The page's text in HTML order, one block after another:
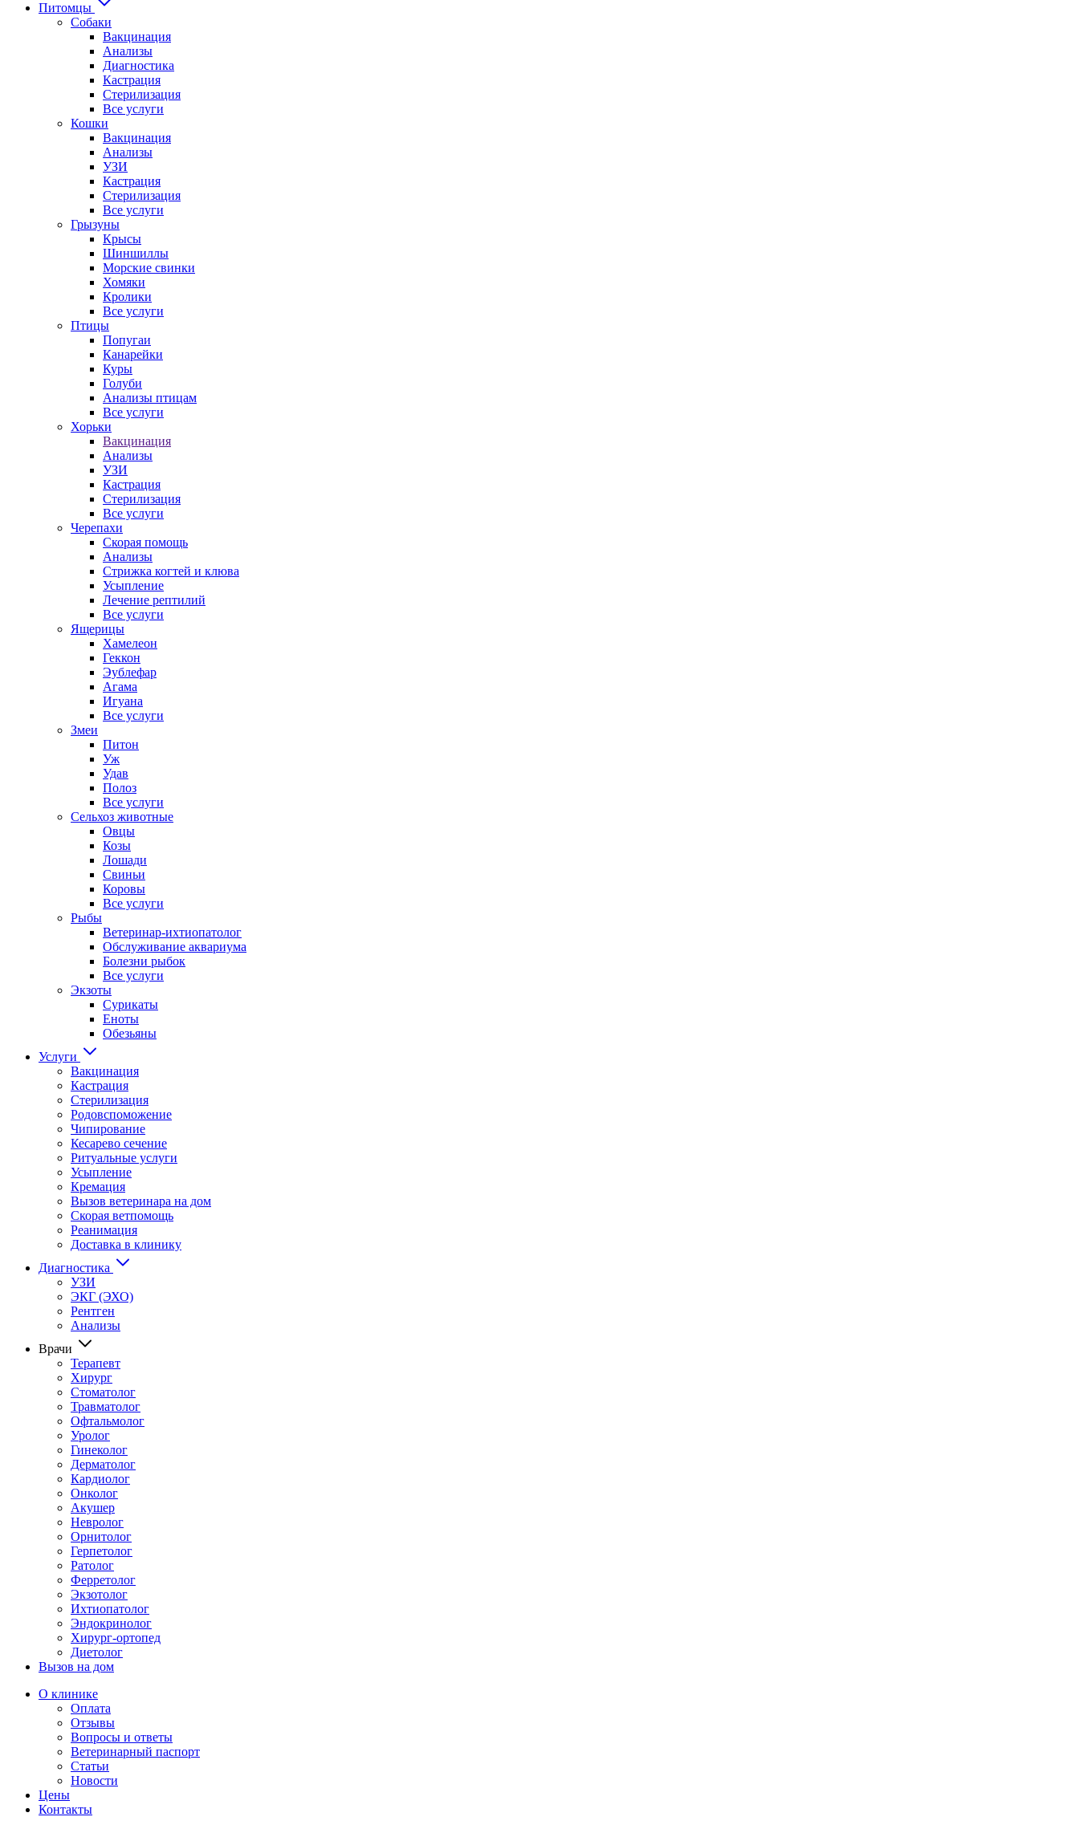
Питомцы
Собаки
Вакцинация
Анализы
Диагностика
Кастрация
Стерилизация
Все услуги
Кошки
Вакцинация
Анализы
УЗИ
Кастрация
Стерилизация
Все услуги
Грызуны
Крысы
Шиншиллы
Морские свинки
Хомяки
Кролики
Все услуги
Птицы
Попугаи
Канарейки
Куры
Голуби
Анализы птицам
Все услуги
Хорьки
Вакцинация
Анализы
УЗИ
Кастрация
Стерилизация
Все услуги
Черепахи
Скорая помощь
Анализы
Стрижка когтей и клюва
Усыпление
Лечение рептилий
Все услуги
Ящерицы
Хамелеон
Геккон
Эублефар
Агама
Игуана
Все услуги
Змеи
Питон
Уж
Удав
Полоз
Все услуги
Сельхоз животные
Овцы
Козы
Лошади
Свиньи
Коровы
Все услуги
Рыбы
Ветеринар-ихтиопатолог
Обслуживание аквариума
Болезни рыбок
Все услуги
Экзоты
Сурикаты
Еноты
Обезьяны
Услуги
Вакцинация
Кастрация
Стерилизация
Родовспоможение
Чипирование
Кесарево сечение
Ритуальные услуги
Усыпление
Кремация
Вызов ветеринара на дом
Скорая ветпомощь
Реанимация
Доставка в клинику
Диагностика
УЗИ
ЭКГ (ЭХО)
Рентген
Анализы
Врачи
Терапевт
Хирург
Стоматолог
Травматолог
Офтальмолог
Уролог
Гинеколог
Дерматолог
Кардиолог
Онколог
Акушер
Невролог
Орнитолог
Герпетолог
Ратолог
Ферретолог
Экзотолог
Ихтиопатолог
Эндокринолог
Хирург-ортопед
Диетолог
Вызов на дом
О клинике
Оплата
Отзывы
Вопросы и ответы
Ветеринарный паспорт
Статьи
Новости
Цены
Контакты